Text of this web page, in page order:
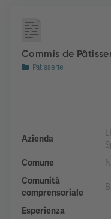
Commis de
Patisserie
Azienda
Comune
Comunità
comprensoriale
Esperienza